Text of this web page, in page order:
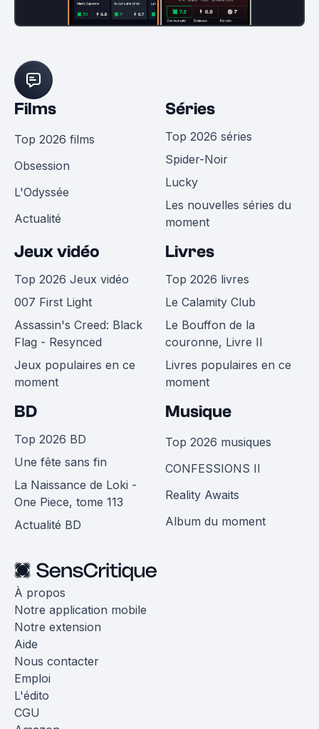
Films
Top 2026 films
Obsession
L'Odyssée
Actualité
Séries
Top 2026 séries
Spider-Noir
Lucky
Les nouvelles séries du
moment
Jeux vidéo
Top 2026 Jeux vidéo
007 First Light
Assassin's Creed: Black
Flag - Resynced
Jeux populaires en ce
moment
Livres
Top 2026 livres
Le Calamity Club
Le Bouffon de la
couronne, Livre II
Livres populaires en ce
moment
BD
Top 2026 BD
Une fête sans fin
La Naissance de Loki -
One Piece, tome 113
Actualité BD
Musique
Top 2026 musiques
CONFESSIONS II
Reality Awaits
Album du moment
À propos
Notre application mobile
Notre extension
Aide
Nous contacter
Emploi
L'édito
CGU